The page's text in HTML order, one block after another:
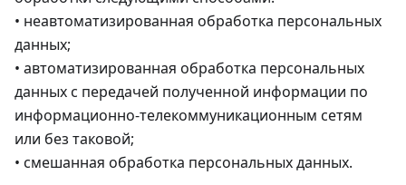
• неавтоматизированная обработка персональных
данных;
• автоматизированная обработка персональных
данных с передачей полученной информации по
информационно-телекоммуникационным сетям
или без таковой;
• смешанная обработка персональных данных.